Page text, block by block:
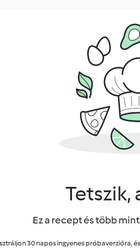
Tetszik,
Ez a recept és több
30 napos ingyenes próbaverzióra,